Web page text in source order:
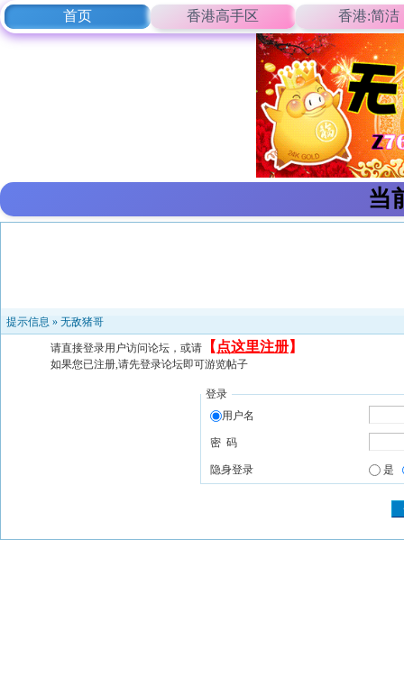
首页 香港高手区 香港:简洁
当
提示信息 » 无敌猪哥
请直接登录用户访问论坛，或请 【 点这里注册】
如果您已注册,请先登录论坛即可游览帖子
登录
用户名
密 码
隐身登录 是